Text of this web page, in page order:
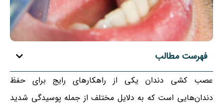
فهرست مطالب
عصب کشی دندان یکی از راهکارهای رایج برای حفظ
دندان‌هایی است که به دلایل مختلف از جمله پوسیدگی شدید